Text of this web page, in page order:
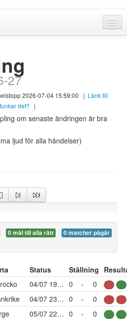
27
2026-07-04 15:59:00 | Länk till
det? |
om senaste ändringen är bra
ljud för alla händelser)
0 mål till alla rätt
0 matcher pågår
Status Ställning
04/07 19:00 0 -
0
04/07 23:00 0 -
0
05/07 22:00 0 -
0